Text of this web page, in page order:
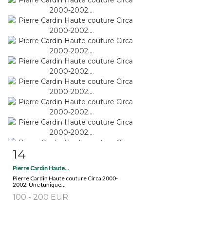
Fiche détaillée
14
Pierre Cardin Haute...
Pierre Cardin Haute couture Circa 2000-
2002. Une tunique...
100 - 200 EUR